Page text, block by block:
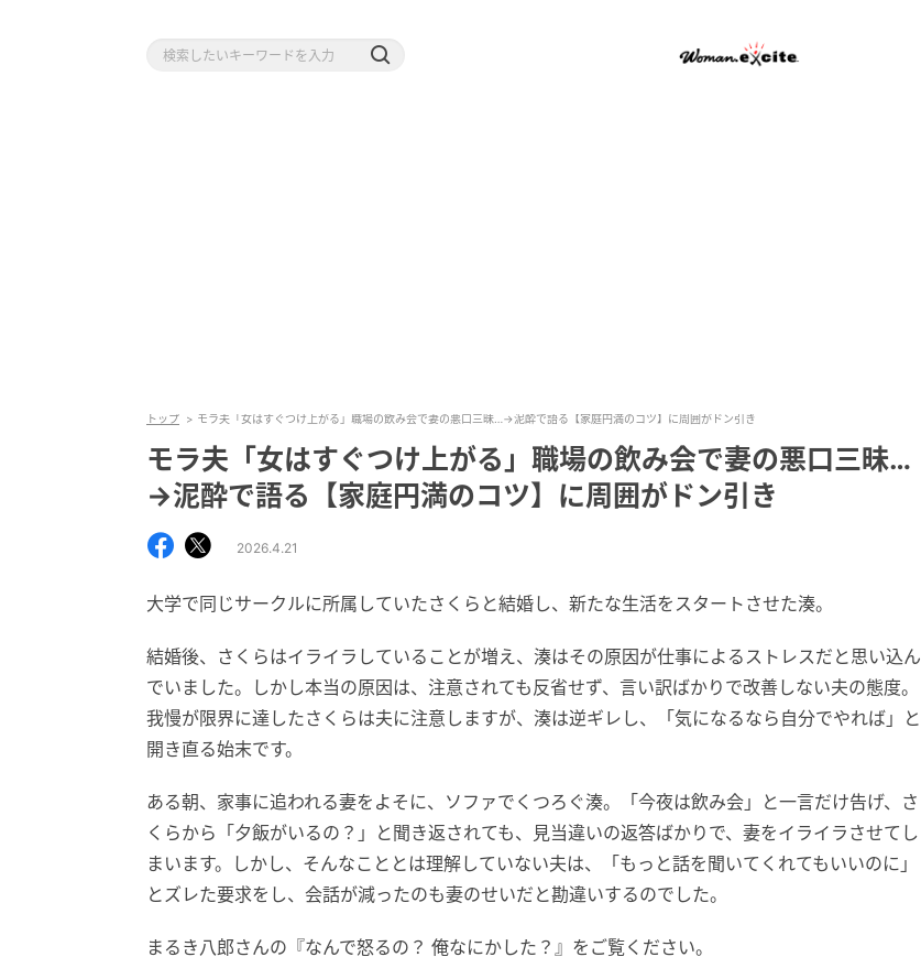
トップ モラ夫「女はすぐつけ上がる」職場の飲み会で妻の悪口三昧…→泥酔で語る【家庭円満のコツ】に周囲がドン引き
モラ夫「女はすぐつけ上がる」職場の飲み会で妻の悪口三昧…
→泥酔で語る【家庭円満のコツ】に周囲がドン引き
2026.4.21
大学で同じサークルに所属していたさくらと結婚し、新たな生活をスタートさせた湊。
結婚後、さくらはイライラしていることが増え、湊はその原因が仕事によるストレスだと思い込ん
でいました。しかし本当の原因は、注意されても反省せず、言い訳ばかりで改善しない夫の態度。
我慢が限界に達したさくらは夫に注意しますが、湊は逆ギレし、「気になるなら自分でやれば」と
開き直る始末です。
ある朝、家事に追われる妻をよそに、ソファでくつろぐ湊。「今夜は飲み会」と一言だけ告げ、さ
くらから「夕飯がいるの？」と聞き返されても、見当違いの返答ばかりで、妻をイライラさせてし
まいます。しかし、そんなこととは理解していない夫は、「もっと話を聞いてくれてもいいのに」
とズレた要求をし、会話が減ったのも妻のせいだと勘違いするのでした。
まるき八郎さんの『なんで怒るの？ 俺なにかした？』をご覧ください。